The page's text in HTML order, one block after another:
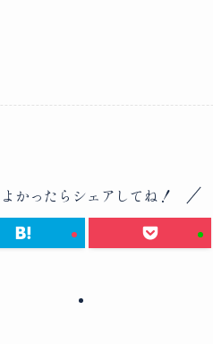
よかったらシェアしてね！